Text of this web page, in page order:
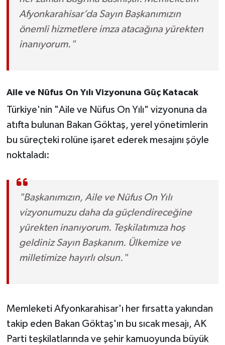
Afyonkarahisar’da Sayın Başkanımızın
önemli hizmetlere imza atacağına yürekten
inanıyorum."
Aile ve Nüfus On Yılı Vizyonuna Güç Katacak
Türkiye'nin "Aile ve Nüfus On Yılı" vizyonuna da
atıfta bulunan Bakan Göktaş, yerel yönetimlerin
bu süreçteki rolüne işaret ederek mesajını şöyle
noktaladı:
"Başkanımızın, Aile ve Nüfus On Yılı
vizyonumuzu daha da güçlendireceğine
yürekten inanıyorum. Teşkilatımıza hoş
geldiniz Sayın Başkanım. Ülkemize ve
milletimize hayırlı olsun."
Memleketi Afyonkarahisar'ı her fırsatta yakından
takip eden Bakan Göktaş'ın bu sıcak mesajı, AK
Parti teşkilatlarında ve şehir kamuoyunda büyük